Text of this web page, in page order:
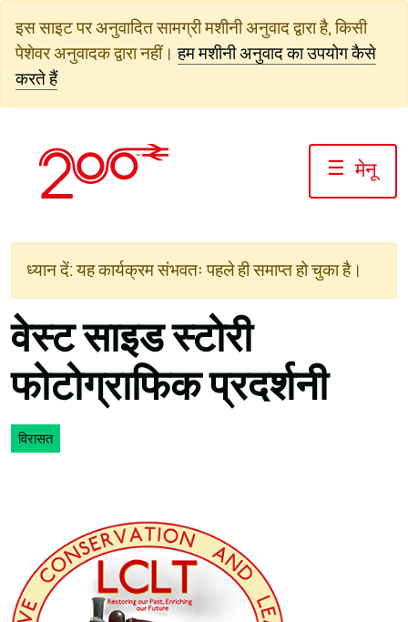
जाएं
इस साइट पर अनुवादित सामग्री मशीनी अनुवाद द्वारा है, किसी
पेशेवर अनुवादक द्वारा नहीं। हम मशीनी अनुवाद का उपयोग कैसे
करते हैं
☰ मेनू
ध्यान दें: यह कार्यक्रम संभवतः पहले ही समाप्त हो चुका है।
वेस्ट साइड स्टोरी
फोटोग्राफिक प्रदर्शनी
विरासत